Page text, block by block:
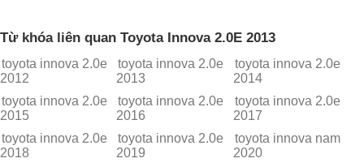
Từ khóa liên quan Toyota Innova 2.0E 2013
toyota innova 2.0e
2012
toyota innova 2.0e
2013
toyota innova 2.0e
2014
toyota innova 2.0e
2015
toyota innova 2.0e
2016
toyota innova 2.0e
2017
toyota innova 2.0e
2018
toyota innova 2.0e
2019
toyota innova nam
2020